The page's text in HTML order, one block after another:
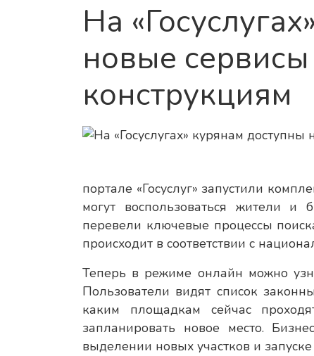
На
новые
конструкциям
портале «Госуслуг» запустили
могут воспользоваться жители
перевели ключевые процессы
происходит в соответствии с
Теперь в режиме онлайн можно
Пользователи видят список
каким площадкам сейчас
запланировать новое место.
выделении новых участков и